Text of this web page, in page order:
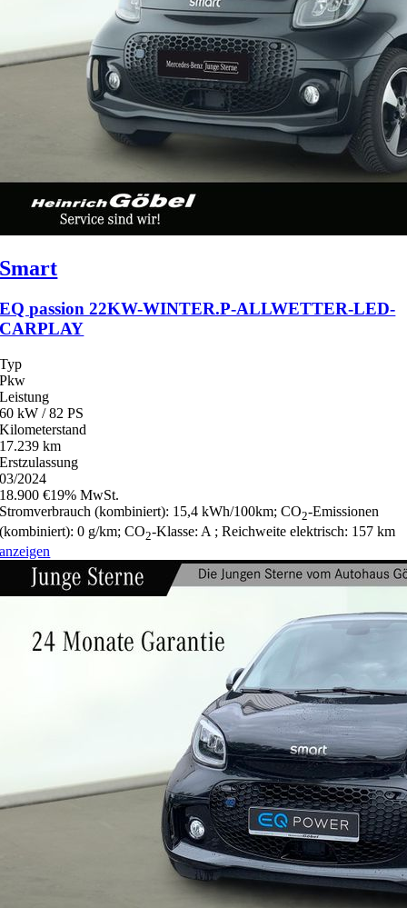
Smart
EQ passion 22KW-WINTER.P-ALLWETTER-LED-
CARPLAY
Typ
Pkw
Leistung
60 kW / 82 PS
Kilometerstand
17.239 km
Erstzulassung
03/2024
18.900 €19% MwSt.
Stromverbrauch (kombiniert): 15,4 kWh/100km;CO2-Emissionen
(kombiniert):0 g/km;CO2-Klasse: A ;Reichweite elektrisch: 157 km
anzeigen